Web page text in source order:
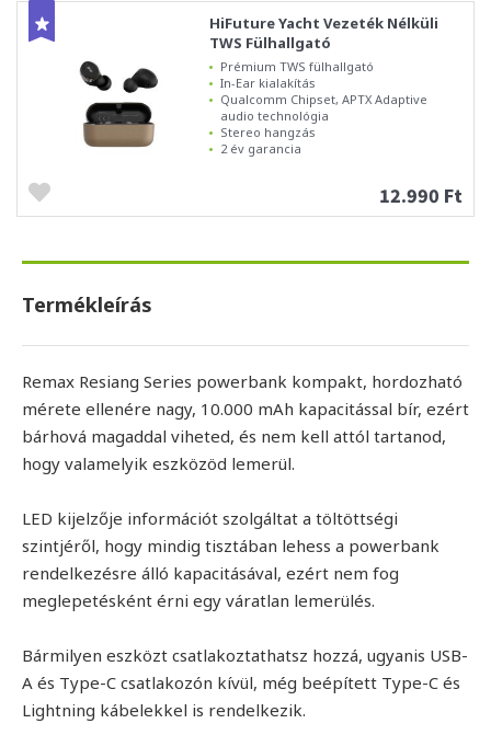
HiFuture Yacht Vezeték Nélküli
TWS Fülhallgató
Prémium TWS fülhallgató
In-Ear kialakítás
Qualcomm Chipset, APTX Adaptive
audio technológia
Stereo hangzás
2 év garancia
12.990 Ft
Termékleírás
Remax Resiang Series powerbank kompakt, hordozható
mérete ellenére nagy, 10.000 mAh kapacitással bír, ezért
bárhová magaddal viheted, és nem kell attól tartanod,
hogy valamelyik eszközöd lemerül.
LED kijelzője információt szolgáltat a töltöttségi
szintjéről, hogy mindig tisztában lehess a powerbank
rendelkezésre álló kapacitásával, ezért nem fog
meglepetésként érni egy váratlan lemerülés.
Bármilyen eszközt csatlakoztathatsz hozzá, ugyanis USB-
A és Type-C csatlakozón kívül, még beépített Type-C és
Lightning kábelekkel is rendelkezik.